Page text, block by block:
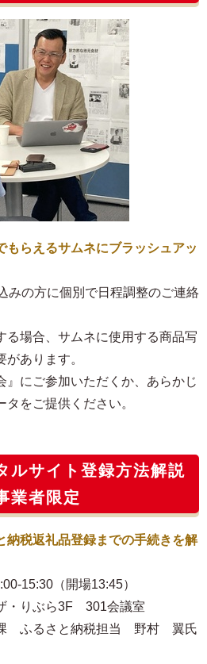
もらえるサムネにブラッシュアッ
みの方に個別で日程調整のご連絡
場合、サムネに使用する商品写
あります。
にご参加いただくか、あらかじ
をご提供ください。
サイト登録方法解説
者限定
納税返礼品登録までの手続きを解
15:30（開場13:45）
・りぶら3F 301会議室
課 ふるさと納税担当 野村 翼氏